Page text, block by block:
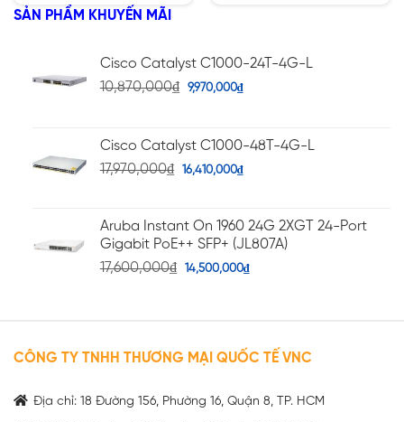
5 sao
SẢN PHẨM KHUYẾN MÃI
Cisco Catalyst C1000-24T-4G-L
10,870,000₫ 9,970,000₫
Cisco Catalyst C1000-48T-4G-L
17,970,000₫ 16,410,000₫
Aruba Instant On 1960 24G 2XGT 24-Port
Gigabit PoE++ SFP+ (JL807A)
17,600,000₫ 14,500,000₫
CÔNG TY TNHH THƯƠNG MẠI QUỐC TẾ VNC
Địa chỉ: 18 Đường 156, Phường 16, Quận 8, TP. HCM